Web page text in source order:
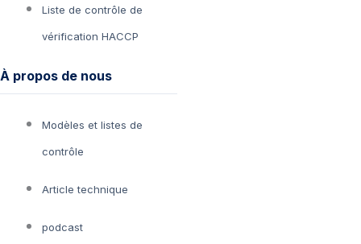
Liste de contrôle de
vérification HACCP
À propos de nous
Modèles et listes de
contrôle
Article technique
podcast